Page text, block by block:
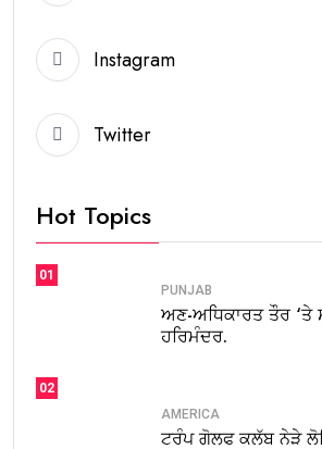
Instagram
Twitter
Hot Topics
01
PUNJAB
ਅਣ-ਅਧਿਕਾਰਤ ਤੌਰ ‘ਤੇ
ਹਰਿਮੰਦਰ.
02
AMERICA
ਟਰੰਪ ਗੋਲਫ ਕਲੱਬ ਨੇੜੇ